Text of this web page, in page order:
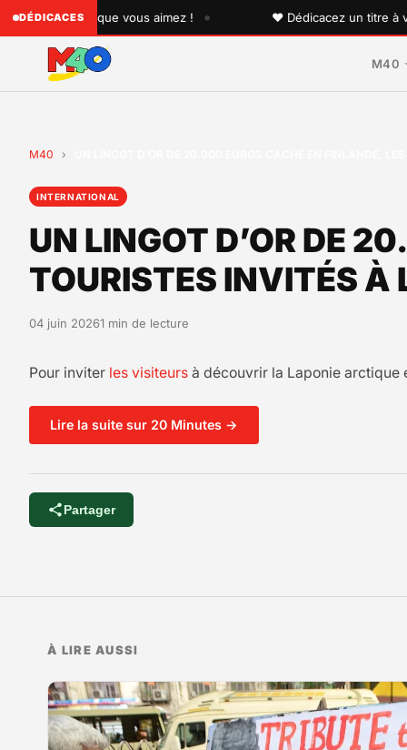
DÉDICACESque vous aimez ! • ♥ Dédicacez un titre à vos
M40
M40 ›
INTERNATIONAL
UN LINGOT D’OR DE
TOURISTES INVITÉS À
04 juin 20261 min de lecture
Pour inviter les visiteurs à découvrir la Laponie arctique
Lire la suite sur 20 Minutes →
Partager
À LIRE AUSSI